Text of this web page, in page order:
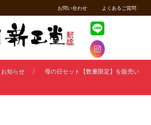
お問い合わせ よくあるご質問
お知らせ
母の日セット【数量限定】を販売い